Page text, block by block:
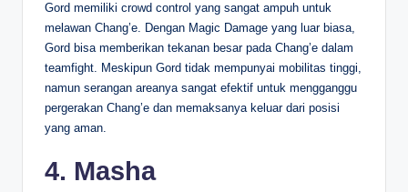
Gord memiliki crowd control yang sangat ampuh untuk
melawan Chang’e. Dengan Magic Damage yang luar biasa,
Gord bisa memberikan tekanan besar pada Chang’e dalam
teamfight. Meskipun Gord tidak mempunyai mobilitas tinggi,
namun serangan areanya sangat efektif untuk mengganggu
pergerakan Chang’e dan memaksanya keluar dari posisi
yang aman.
4. Masha